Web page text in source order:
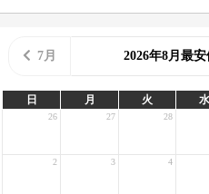
7月 2026年8月最
日 月 火 水
26 27 28
2 3 4